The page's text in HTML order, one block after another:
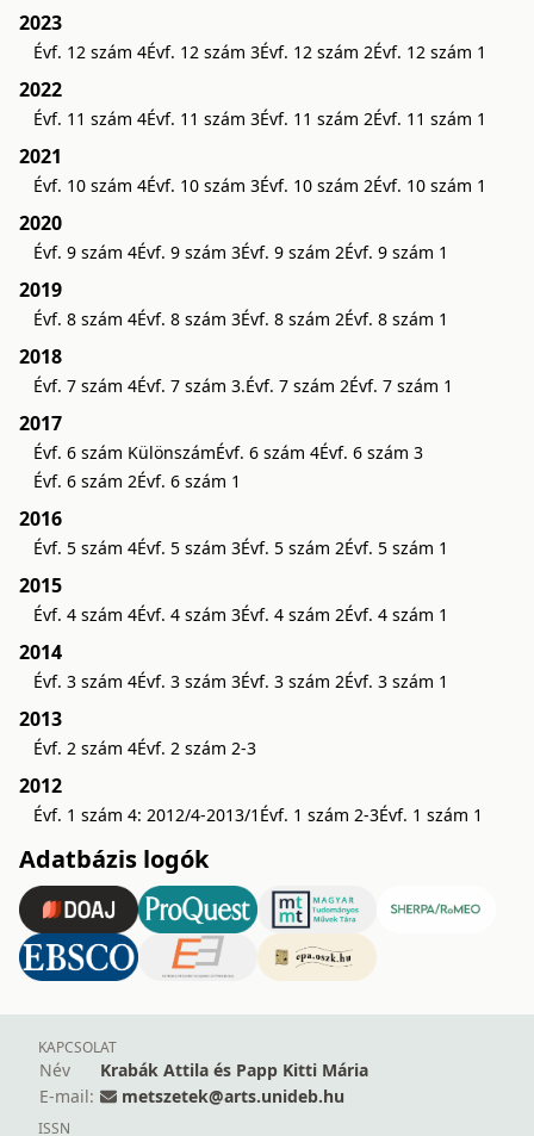
2023
Évf. 12 szám 4Évf. 12 szám 3Évf. 12 szám 2Évf. 12 szám 1
2022
Évf. 11 szám 4Évf. 11 szám 3Évf. 11 szám 2Évf. 11 szám 1
2021
Évf. 10 szám 4Évf. 10 szám 3Évf. 10 szám 2Évf. 10 szám 1
2020
Évf. 9 szám 4Évf. 9 szám 3Évf. 9 szám 2Évf. 9 szám 1
2019
Évf. 8 szám 4Évf. 8 szám 3Évf. 8 szám 2Évf. 8 szám 1
2018
Évf. 7 szám 4Évf. 7 szám 3.Évf. 7 szám 2Évf. 7 szám 1
2017
Évf. 6 szám KülönszámÉvf. 6 szám 4Évf. 6 szám 3
Évf. 6 szám 2Évf. 6 szám 1
2016
Évf. 5 szám 4Évf. 5 szám 3Évf. 5 szám 2Évf. 5 szám 1
2015
Évf. 4 szám 4Évf. 4 szám 3Évf. 4 szám 2Évf. 4 szám 1
2014
Évf. 3 szám 4Évf. 3 szám 3Évf. 3 szám 2Évf. 3 szám 1
2013
Évf. 2 szám 4Évf. 2 szám 2-3
2012
Évf. 1 szám 4: 2012/4-2013/1 Évf. 1 szám 2-3Évf. 1 szám 1
Adatbázis logók
KAPCSOLAT
Név
Krabák Attila és Papp Kitti Mária
E-mail:
metszetek@arts.unideb.hu
ISSN